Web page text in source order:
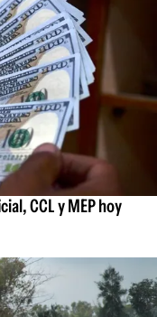
CCL y MEP hoy